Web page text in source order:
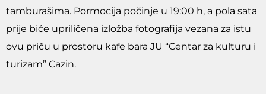
tamburašima. Pormocija počinje u 19:00 h, a pola sata
prije biće upriličena izložba fotografija vezana za istu
ovu priču u prostoru kafe bara JU “Centar za kulturu i
turizam” Cazin.